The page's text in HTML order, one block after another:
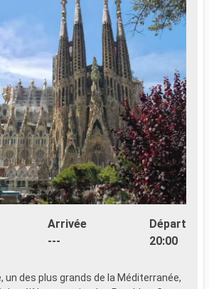
Arrivée
---
Départ
20:00
un des plus grands de la Méditerranée,